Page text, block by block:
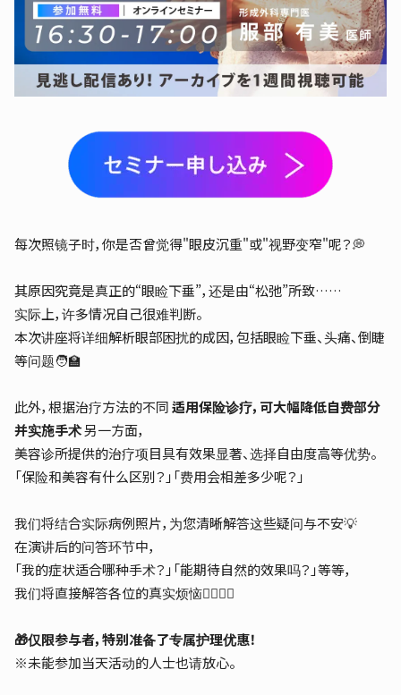
每次照镜子时，你是否曾觉得"眼皮沉重"或"视野变窄"呢？💭
其原因究竟是真正的“眼睑下垂”，还是由“松弛”所致……
实际上，许多情况自己很难判断。
本次讲座将详细解析眼部困扰的成因，包括眼睑下垂、头痛、倒睫
等问题🧑‍🏫
此外，根据治疗方法的不同适用保险诊疗，可大幅降低自费部分
并实施手术另一方面，
美容诊所提供的治疗项目具有效果显著、选择自由度高等优势。
「保险和美容有什么区别？」「费用会相差多少呢？」
我们将结合实际病例照片，为您清晰解答这些疑问与不安💡
在演讲后的问答环节中，
「我的症状适合哪种手术？」「能期待自然的效果吗？」等等，
我们将直接解答各位的真实烦恼🙋‍♀️🙋‍♂️
🎁仅限参与者，特别准备了专属护理优惠！
※未能参加当天活动的人士也请放心。